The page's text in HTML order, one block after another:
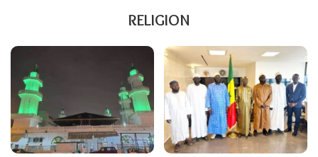
RELIGION